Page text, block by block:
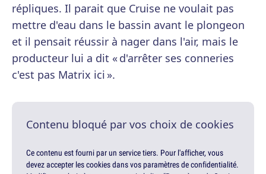
répliques. Il parait que Cruise ne voulait pas
mettre d'eau dans le bassin avant le plongeon
et il pensait réussir à nager dans l'air, mais le
producteur lui a dit « d'arrêter ses conneries
c'est pas Matrix ici ».
Contenu bloqué par vos choix de cookies
Ce contenu est fourni par un service tiers. Pour l'afficher, vous
devez accepter les cookies dans vos paramètres de confidentialité.